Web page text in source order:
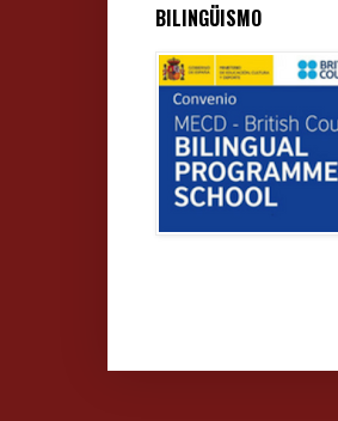
BILINGÜISMO